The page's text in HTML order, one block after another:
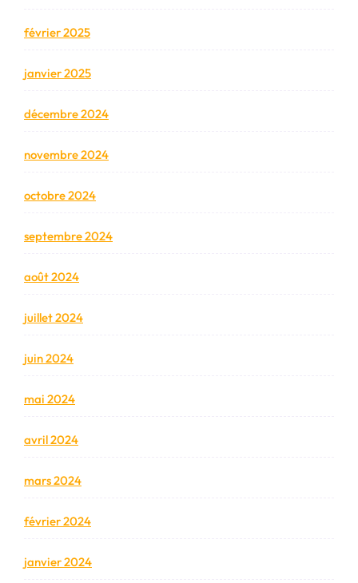
février 2025
janvier 2025
décembre 2024
novembre 2024
octobre 2024
septembre 2024
août 2024
juillet 2024
juin 2024
mai 2024
avril 2024
mars 2024
février 2024
janvier 2024